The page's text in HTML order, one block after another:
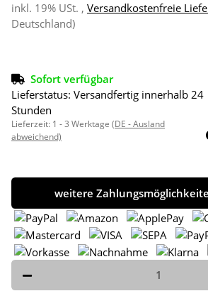
inkl. 19% USt. , Versandkostenfreie
Deutschland)
Sofort verfügbar
Lieferstatus: Versandfertig innerhalb 24
Stunden
Lieferzeit: 1 - 3 Werktage (DE - Ausland
abweichend)
weitere